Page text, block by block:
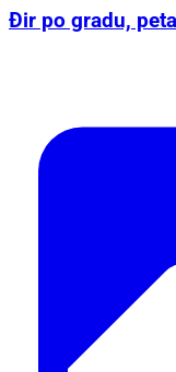
Đir po gradu,